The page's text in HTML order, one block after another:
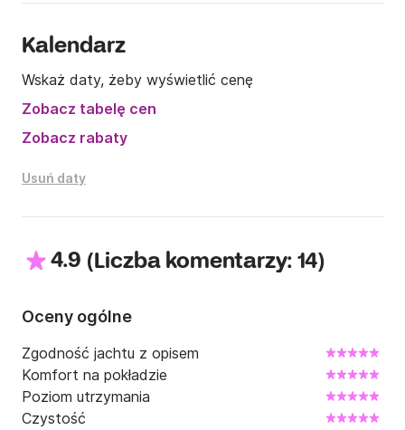
Kalendarz
Wskaż daty, żeby wyświetlić cenę
Zobacz tabelę cen
Zobacz rabaty
Usuń daty
4.9 (Liczba komentarzy: 14)
Oceny ogólne
Zgodność jachtu z opisem
Komfort na pokładzie
Poziom utrzymania
Czystość